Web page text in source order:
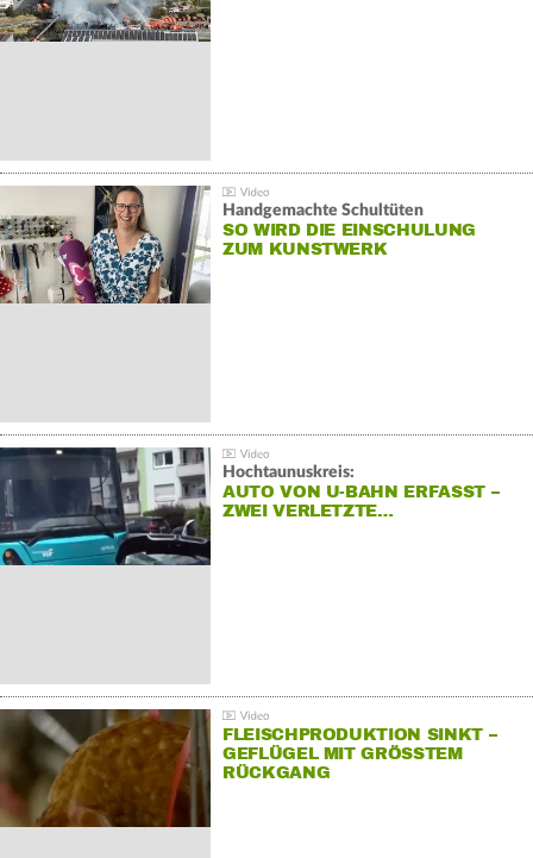
Handgemachte Schultüten
SO WIRD DIE EINSCHULUNG
ZUM KUNSTWERK
Hochtaunuskreis:
AUTO VON U-BAHN ERFASST –
ZWEI VERLETZTE…
FLEISCHPRODUKTION SINKT –
GEFLÜGEL MIT GRÖSSTEM R
ÜCKGANG